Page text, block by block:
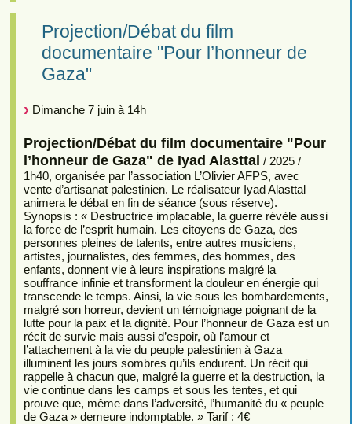
Projection/Débat du film
documentaire "Pour l’honneur de
Gaza"
Dimanche 7 juin à 14h
Projection/Débat du film documentaire "Pour
l’honneur de Gaza" de Iyad Alasttal / 2025 /
1h40, organisée par l’association L’Olivier AFPS, avec
vente d’artisanat palestinien. Le réalisateur Iyad Alasttal
animera le débat en fin de séance (sous réserve).
Synopsis : « Destructrice implacable, la guerre révèle aussi
la force de l’esprit humain. Les citoyens de Gaza, des
personnes pleines de talents, entre autres musiciens,
artistes, journalistes, des femmes, des hommes, des
enfants, donnent vie à leurs inspirations malgré la
souffrance infinie et transforment la douleur en énergie qui
transcende le temps. Ainsi, la vie sous les bombardements,
malgré son horreur, devient un témoignage poignant de la
lutte pour la paix et la dignité. Pour l’honneur de Gaza est un
récit de survie mais aussi d’espoir, où l’amour et
l’attachement à la vie du peuple palestinien à Gaza
illuminent les jours sombres qu’ils endurent. Un récit qui
rappelle à chacun que, malgré la guerre et la destruction, la
vie continue dans les camps et sous les tentes, et qui
prouve que, même dans l’adversité, l’humanité du « peuple
de Gaza » demeure indomptable. » Tarif : 4€